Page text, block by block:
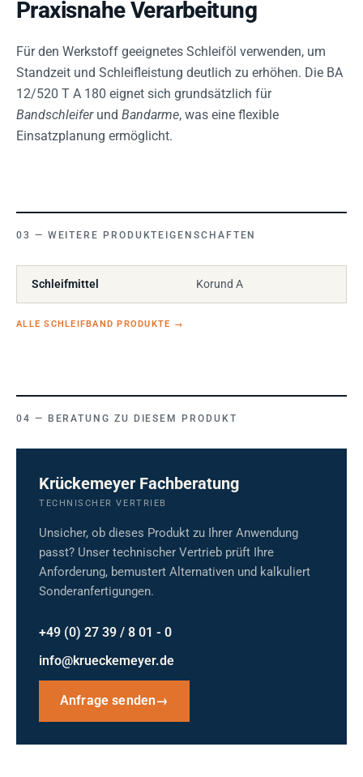
Praxisnahe Verarbeitung
Für den Werkstoff geeignetes Schleiföl verwenden, um
Standzeit und Schleifleistung deutlich zu erhöhen. Die BA
12/520 T A 180 eignet sich grundsätzlich für
Bandschleiferund Bandarme, was eine flexible
Einsatzplanung ermöglicht.
WEITERE PRODUKTEIGENSCHAFTEN
Schleifmittel Korund A
ALLE SCHLEIFBAND PRODUKTE →
BERATUNG ZU DIESEM PRODUKT
Krückemeyer Fachberatung
TECHNISCHER VERTRIEB
Unsicher, ob dieses Produkt zu Ihrer Anwendung
passt? Unser technischer Vertrieb prüft Ihre
Anforderung, bemustert Alternativen und kalkuliert
Sonderanfertigungen.
+49 (0) 27 39 / 8 01 - 0
info@krueckemeyer.de
Anfrage senden→